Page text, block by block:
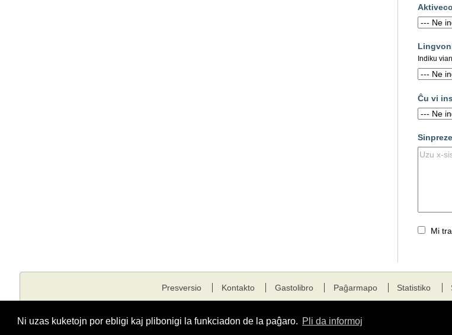
Ni uzas kuketojn por ebligi kaj plibonigi la funkciadon de la paĝaro. Pli da informoj
Aktiveco
Indiku
Ĉu vi
Mi
Presversio Kontakto Gastolibro Paĝarmapo Statistiko
Kopirajto © 2001 - 2026 edukado.net. Ĉiuj rajtoj rezervitaj.
Fondaĵo Edukado.net kunlabore kun